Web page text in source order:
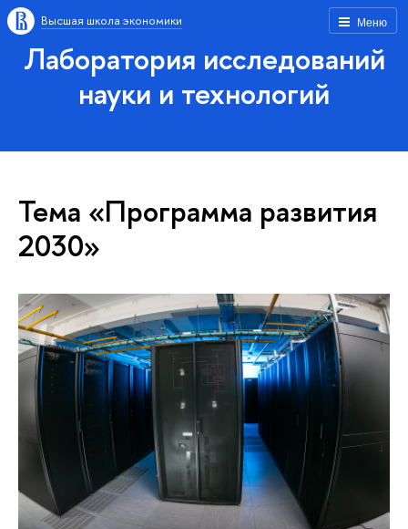
Меню
Высшая школа экономики
Лаборатория исследований
науки и технологий
Тема «Программа развития
2030»